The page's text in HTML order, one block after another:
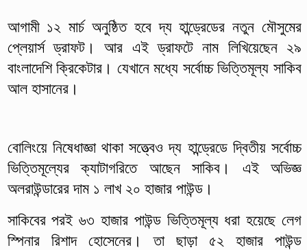
আগামী ১২ মার্চ অনুষ্ঠিত হবে দ্য হান্ড্রেডের নতুন মৌসুমের
প্লেয়ার্স ড্রাফট। আর এই ড্রাফটে নাম লিখিয়েছেন ২৯
বাংলাদেশি ক্রিকেটার। যেখানে মধ্যে সর্বোচ্চ ভিত্তিমূল্য সাকিব
আল হাসানের।
বোলিংয়ে নিষেধাজ্ঞা থাকা সত্ত্বেও দ্য হান্ড্রেডে দ্বিতীয় সর্বোচ্চ
ভিত্তিমূল্যের ক্যাটাগরিতে আছেন সাকিব। এই অভিজ্ঞ
অলরাউন্ডারের দাম ১ লাখ ২০ হাজার পাউন্ড।
সাকিবের পরই ৬৩ হাজার পাউন্ড ভিত্তিমূল্য ধরা হয়েছে লেগ
স্পিনার রিশাদ হোসেনের। তা ছাড়া ৫২ হাজার পাউন্ড